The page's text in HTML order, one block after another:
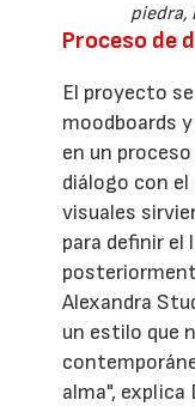
piedra,
Proceso de
El proyecto
moodboards
en un
diálogo con
visuales
para definir el
Alexandra
un estilo que
alma", explica